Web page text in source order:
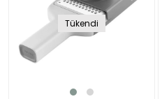
Tükendi